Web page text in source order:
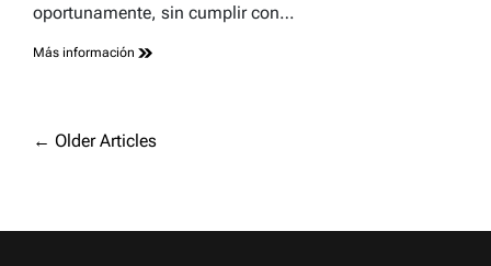
oportunamente, sin cumplir con…
Más información
Navegación
← Older Articles